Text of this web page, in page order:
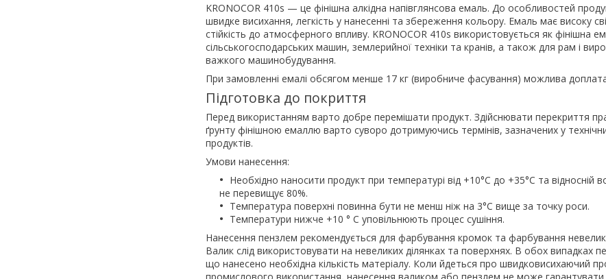
KRONOCOR 410s — це фінішна алкідна напівглянсова емаль. До особливостей
швидке висихання, легкість у нанесенні та збереження кольору. Емаль має високу
стійкість до атмосферного впливу. KRONOCOR 410s використовується як фінішна
сільськогосподарських машин, землерийної техніки та кранів, а також для рам і
важкого машинобудування.
При замовленні емалі обсягом менше 17 кг (виробниче фасування) можлива
Підготовка до покриття
Перед використанням варто добре перемішати продукт. Здійснювати перекриття
ґрунту фінішною емаллю варто суворо дотримуючись термінів, зазначених у
продуктів.
Умови нанесення:
Необхідно наносити продукт при температурі від +10°C до +35°C та відносній
не перевищує 80%.
Температура поверхні повинна бути не менш ніж на 3°C вище за точку роси.
Температури нижче +10 ° C уповільнюють процес сушіння.
Нанесення пензлем рекомендується для фарбування кромок та фарбування
Валик слід використовувати на невеликих ділянках та поверхнях. В обох випадках
що нанесено необхідна кількість матеріалу. Коли йдеться про швидковисихаючий
промислового використання, нанесення валиком або пензлем не може